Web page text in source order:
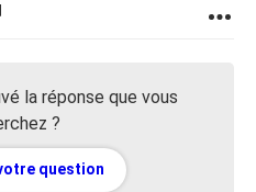
la réponse que vous
?
question